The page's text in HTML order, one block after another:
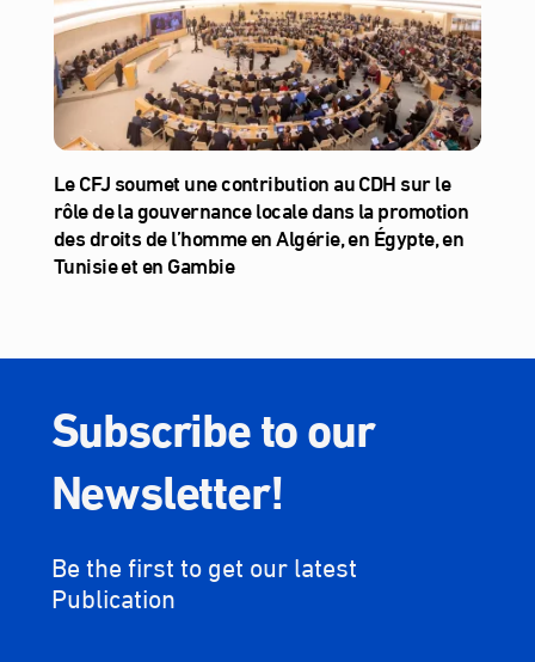
Le CFJ soumet une contribution au CDH sur le
rôle de la gouvernance locale dans la promotion
des droits de l’homme en Algérie, en Égypte, en
Tunisie et en Gambie
Subscribe to our
Newsletter!
Be the first to get our latest
Publication